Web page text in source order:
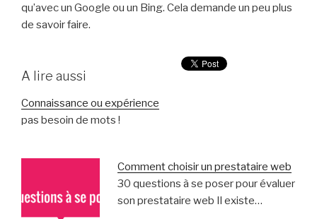
qu’avec un Google ou un Bing. Cela demande un peu plus
de savoir faire.
A lire aussi
Connaissance ou expérience
pas besoin de mots !
Comment choisir un prestataire web
30 questions à se poser pour évaluer
son prestataire web Il existe…